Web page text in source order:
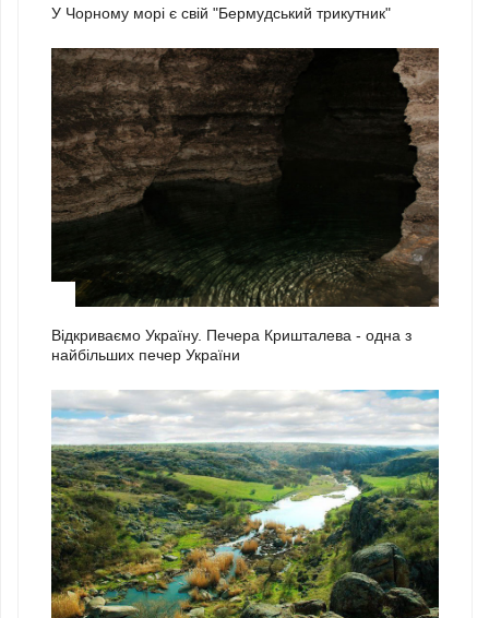
У Чорному морі є свій "Бермудський трикутник"
Відкриваємо Україну. Печера Кришталева - одна з
найбільших печер України